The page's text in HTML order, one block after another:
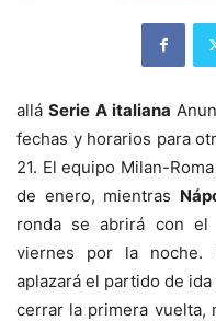
alláSerie A italiana
fechas y horarios para
21. El equipo Milan-
de enero, mientras
ronda se abrirá con
viernes por la noche.
aplazará el partido de
cerrar la primera vuelta,